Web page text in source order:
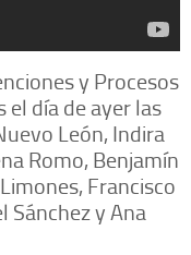
y Procesos
día de ayer las
León, Indira
Romo, Benjamín
Francisco
Sánchez y Ana